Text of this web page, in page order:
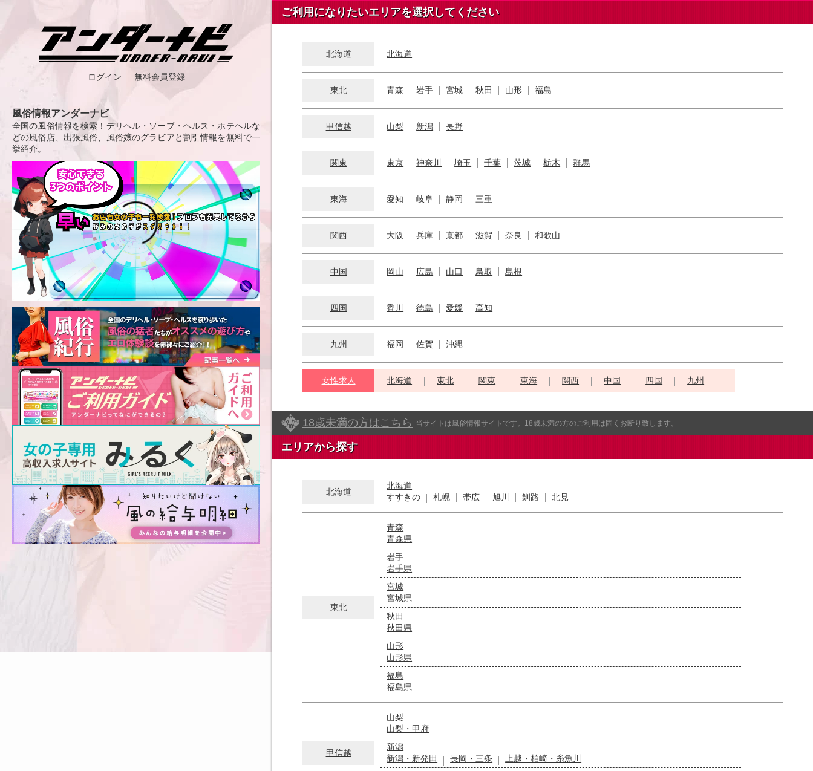
ログイン 無料会員登録
風俗情報アンダーナビ
全国の風俗情報を検索！デリヘル・ソープ・ヘルス・ホテヘルな
どの風俗店、出張風俗、風俗嬢のグラビアと割引情報を無料で一
挙紹介。
ご利用になりたいエリアを選択してください
北海道 北海道
東北 青森 岩手 宮城 秋田 山形 福島
甲信越 山梨 新潟 長野
関東 東京 神奈川 埼玉 千葉 茨城 栃木 群馬
東海 愛知 岐阜 静岡 三重
関西 大阪 兵庫 京都 滋賀 奈良 和歌山
中国 岡山 広島 山口 鳥取 島根
四国 香川 徳島 愛媛 高知
九州 福岡 佐賀 沖縄
女性求人 北海道 東北 関東 東海 関西 中国 四国 九州
18歳未満の方はこちら 当サイトは風俗情報サイトです。18歳未満の方のご利用は固くお断り致します。
エリアから探す
北海道
北海道
すすきの
札幌 帯広 旭川 釧路 北見
東北
青森
青森県
岩手
岩手県
宮城
宮城県
秋田
秋田県
山形
山形県
福島
福島県
甲信越
山梨
山梨・甲府
新潟
新潟・新発田
長岡・三条
上越・柏崎・糸魚川